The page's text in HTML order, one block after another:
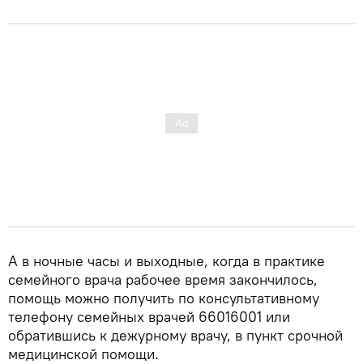
А в ночные часы и выходные, когда в практике
семейного врача рабочее время закончилось,
помощь можно получить по консультативному
телефону семейных врачей 66016001 или
обратившись к дежурному врачу, в пункт срочной
медицинской помощи.